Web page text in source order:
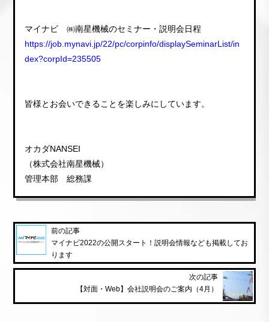
マイナビ ㈱南星機械のセミナー・説明会日程
https://job.mynavi.jp/22/pc/corpinfo/displaySeminarList/in
dex?corpId=235505
皆様とお会いできることを楽しみにしています。
オカダNANSEI
（株式会社南星機械）
管理本部 総務課
前の記事
マイナビ2022の公開スタート！説明会情報なども掲載してお
ります
次の記事
【対面・Web】会社説明会のご案内（4月）